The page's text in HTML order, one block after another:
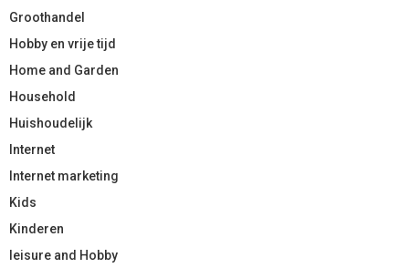
Groothandel
Hobby en vrije tijd
Home and Garden
Household
Huishoudelijk
Internet
Internet marketing
Kids
Kinderen
leisure and Hobby